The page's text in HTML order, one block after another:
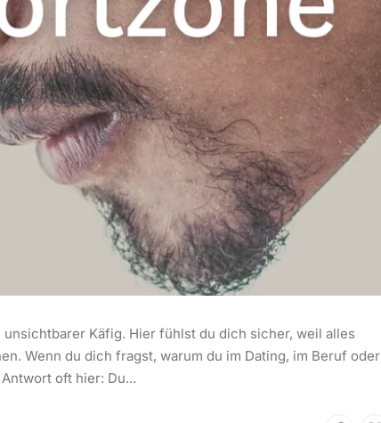
Käfig. Hier fühlst du dich sicher, weil alles
Wenn du dich fragst, warum du im Dating, im Beruf oder
oft hier: Du...